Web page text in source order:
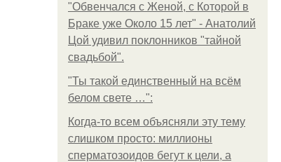
"Обвенчался с Женой, с Которой в
Браке уже Около 15 лет" - Анатолий
Цой удивил поклонников "тайной
свадьбой".
"Ты такой единственный на всём
белом свете …":
Когда-то всем объясняли эту тему
слишком просто: миллионы
сперматозоидов бегут к цели, а